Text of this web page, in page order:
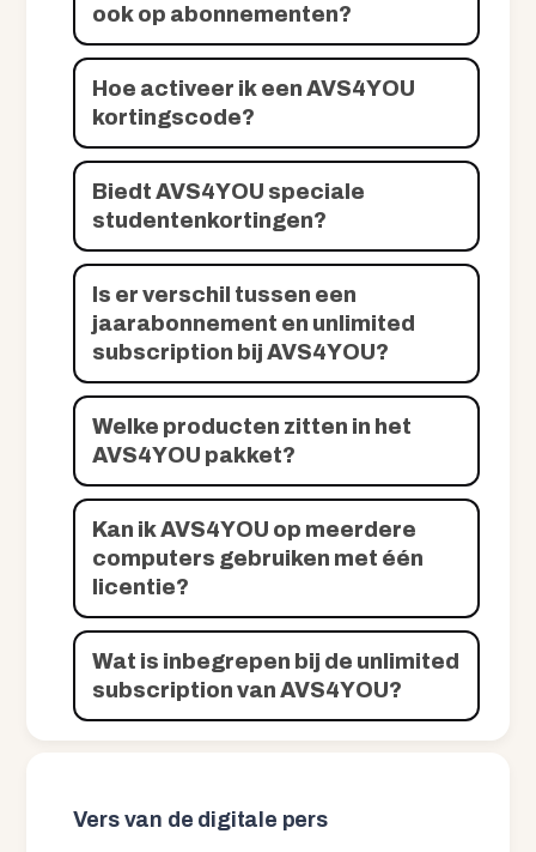
ook op abonnementen?
Hoe activeer ik een AVS4YOU
kortingscode?
Biedt AVS4YOU speciale
studentenkortingen?
Is er verschil tussen een
jaarabonnement en unlimited
subscription bij AVS4YOU?
Welke producten zitten in het
AVS4YOU pakket?
Kan ik AVS4YOU op meerdere
computers gebruiken met één
licentie?
Wat is inbegrepen bij de unlimited
subscription van AVS4YOU?
Vers van de digitale pers